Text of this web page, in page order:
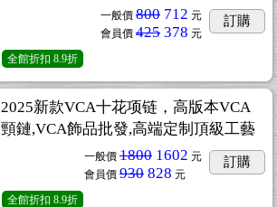
一般價 800 712 元
會員價 425 378 元
訂購
全館折扣 8.9折
2025新款VCA十花项链，高版本VCA
頸鏈,VCA飾品批發,高端定制頂級工藝
一般價 1800 1602 元
會員價 930 828 元
訂購
全館折扣 8.9折